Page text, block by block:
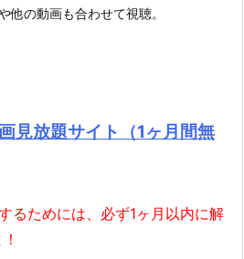
他の動画も合わせて視聴。
見放題サイト（1ヶ月間無
るためには、必ず1ヶ月以内に解